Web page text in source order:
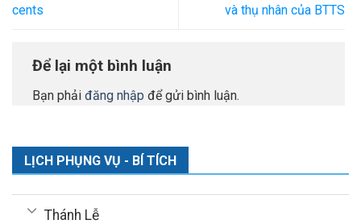
cents
và thụ nhân của BTTS
Để lại một bình luận
Bạn phải đăng nhập để gửi bình luận.
LỊCH PHỤNG VỤ - BÍ TÍCH
Thánh Lễ